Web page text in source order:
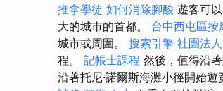
推拿學徒 如何消除腳酸 遊客可
大的城市的首都。 台中西屯區按
城市或周圍。 搜索引擎 社團法
程。 記帳士課程 然後，值得沿
沿著托尼·諾爾斯海灘小徑開始遊